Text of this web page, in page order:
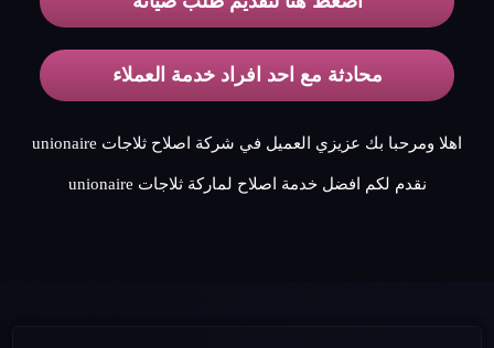
محادثة مع احد افراد خدمة العملاء
اهلا ومرحبا بك عزيزي العميل في شركة اصلاح ثلاجات unionaire
نقدم لكم افضل خدمة اصلاح لماركة ثلاجات unionaire